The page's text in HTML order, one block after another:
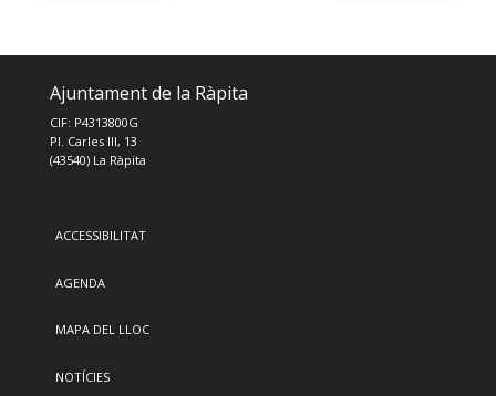
Ajuntament de la Ràpita
CIF: P4313800G
Pl. Carles III, 13
(43540) La Ràpita
ACCESSIBILITAT
AGENDA
MAPA DEL LLOC
NOTÍCIES